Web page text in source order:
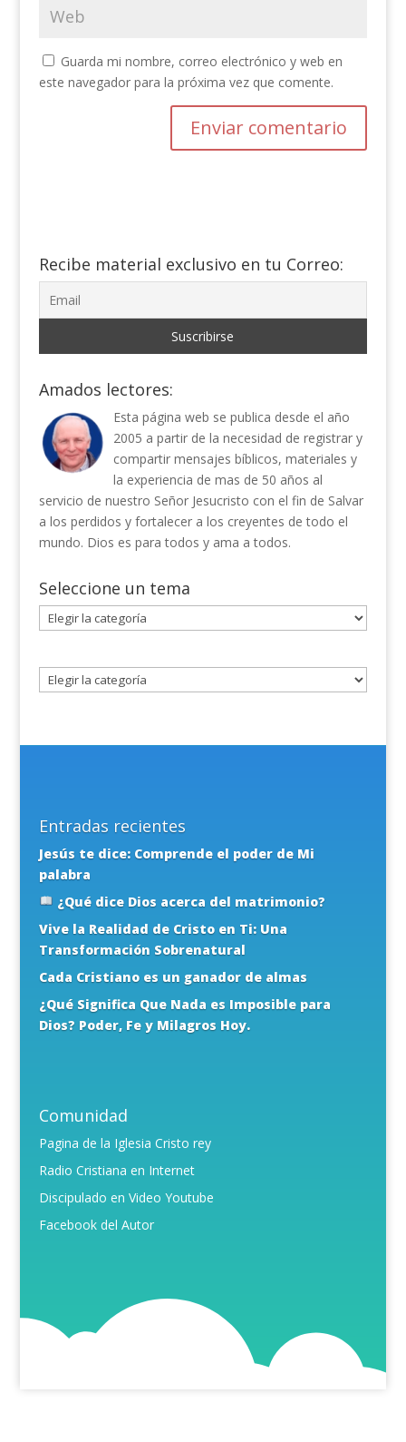
Guarda mi nombre, correo electrónico y web en
este navegador para la próxima vez que comente.
Recibe material exclusivo en tu Correo:
Amados lectores:
Esta página web se publica desde el año
2005 a partir de la necesidad de registrar y
compartir mensajes bíblicos, materiales y
la experiencia de mas de 50 años al
servicio de nuestro Señor Jesucristo con el fin de Salvar
a los perdidos y fortalecer a los creyentes de todo el
mundo. Dios es para todos y ama a todos.
Seleccione un tema
Seleccione
un
Entradas recientes
Jesús te dice: Comprende el poder de Mi
palabra
¿Qué dice Dios acerca del matrimonio?
Vive la Realidad de Cristo en Ti: Una
Transformación Sobrenatural
Cada Cristiano es un ganador de almas
¿Qué Significa Que Nada es Imposible para
Dios? Poder, Fe y Milagros Hoy.
Comunidad
Pagina de la Iglesia Cristo rey
Radio Cristiana en Internet
Discipulado en Video Youtube
Facebook del Autor